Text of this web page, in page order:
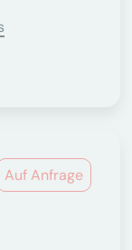
Auf Anfrage